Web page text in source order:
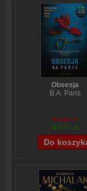
Obsesja
B.A. Paris
54,39 zł
43,71 zł